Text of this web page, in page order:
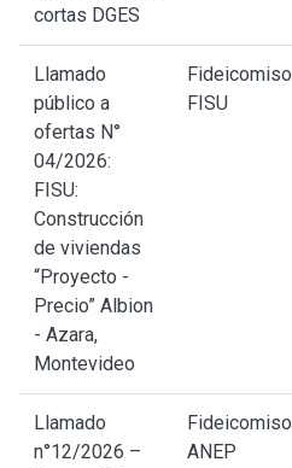
cortas DGES
Llamado
público a
ofertas N°
04/2026:
FISU:
Construcción
de viviendas
“Proyecto -
Precio” Albion
- Azara,
Montevideo
Fideicomiso
FISU
Llamado
n°12/2026 –
Fideicomiso
ANEP